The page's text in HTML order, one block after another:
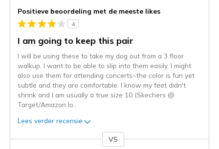
Positieve beoordeling met de meeste likes
4
I am going to keep this pair
I will be using these to take my dog out from a 3 floor
walkup. I want to be able to slip into them easily. I might
also use them for attending concerts~the color is fun yet
subtle and they are comfortable. I know my feet didn't
shrink and I am usually a true size 10 (Skechers @
Target/Amazon lo
Lees verder recensie
VS